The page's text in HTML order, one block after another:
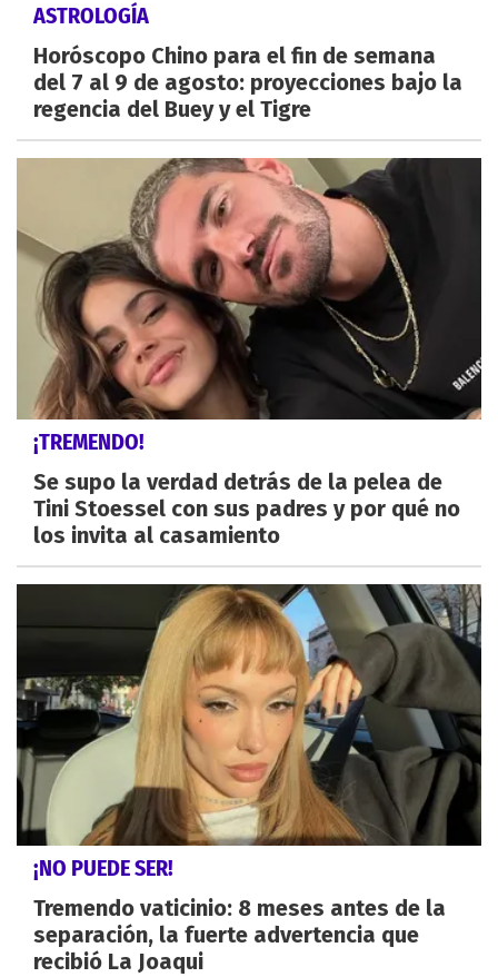
ASTROLOGÍA
Horóscopo Chino para el fin de semana
del 7 al 9 de agosto: proyecciones bajo la
regencia del Buey y el Tigre
¡TREMENDO!
Se supo la verdad detrás de la pelea de
Tini Stoessel con sus padres y por qué no
los invita al casamiento
¡NO PUEDE SER!
Tremendo vaticinio: 8 meses antes de la
separación, la fuerte advertencia que
recibió La Joaqui